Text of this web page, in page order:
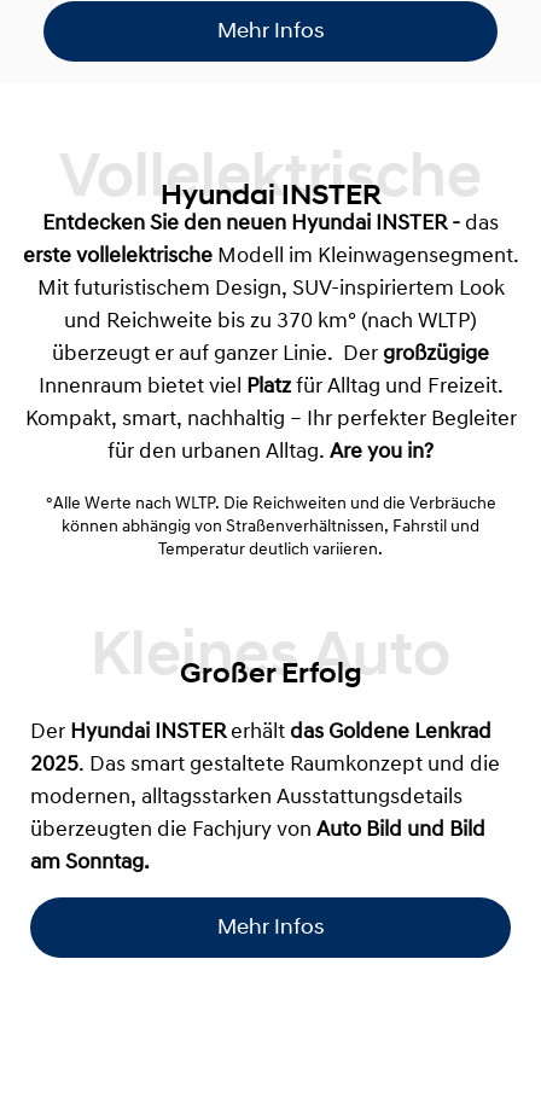
Mehr Infos
Vollelektrische
Hyundai INSTER
Entdecken Sie den neuen Hyundai INSTER- das
erste vollelektrischeModell im Kleinwagensegment.
Mit futuristischem Design, SUV-inspiriertem Look
und Reichweite bis zu 370 km° (nach WLTP)
überzeugt er auf ganzer Linie. Der großzügige
Innenraum bietet viel
Platzfür Alltag und Freizeit.
Kompakt, smart, nachhaltig – Ihr perfekter Begleiter
für den urbanen Alltag. Are you in?
°Alle Werte nach WLTP. Die Reichweiten und die Verbräuche
können abhängig von Straßenverhältnissen, Fahrstil und
Temperatur deutlich variieren.
Großer Erfolg
Der Hyundai INSTERerhält das Goldene Lenkrad
2025. Das smart gestaltete Raumkonzept und die
modernen, alltagsstarken Ausstattungsdetails
überzeugten die Fachjury von Auto Bild und Bild
am Sonntag.
Mehr Infos